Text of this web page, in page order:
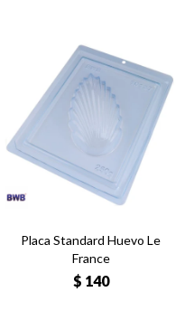
Placa Standard Huevo Le
France
$ 140